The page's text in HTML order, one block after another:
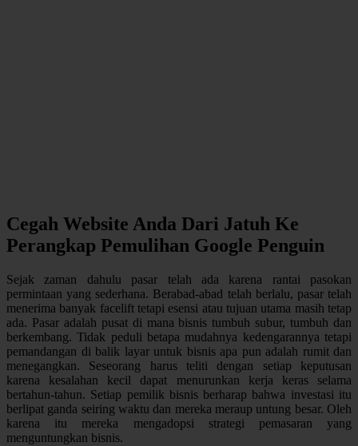
Cegah Website Anda Dari Jatuh Ke
Perangkap Pemulihan Google Penguin
Sejak zaman dahulu pasar telah ada karena rantai pasokan
permintaan yang sederhana. Berabad-abad telah berlalu, pasar telah
menerima banyak facelift tetapi esensi atau tujuan utama masih tetap
ada. Pasar adalah pusat di mana bisnis tumbuh subur, tumbuh dan
berkembang. Tidak peduli betapa mudahnya kedengarannya tetapi
pemandangan di balik layar untuk bisnis apa pun adalah rumit dan
menegangkan. Seseorang harus teliti dengan setiap keputusan
karena kesalahan kecil dapat menurunkan kerja keras selama
bertahun-tahun. Setiap pemilik bisnis berharap bahwa investasi itu
berlipat ganda seiring waktu dan mereka meraup untung besar. Oleh
karena itu mereka mengadopsi strategi pemasaran yang
menguntungkan bisnis.